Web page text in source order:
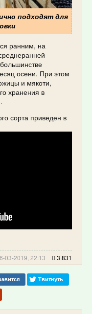
подходят для
ранним, на
осени. При этом
и мякоти,
хранения в
сорта приведен в
6-03-2019, 22:13 3 831
Твитнуть